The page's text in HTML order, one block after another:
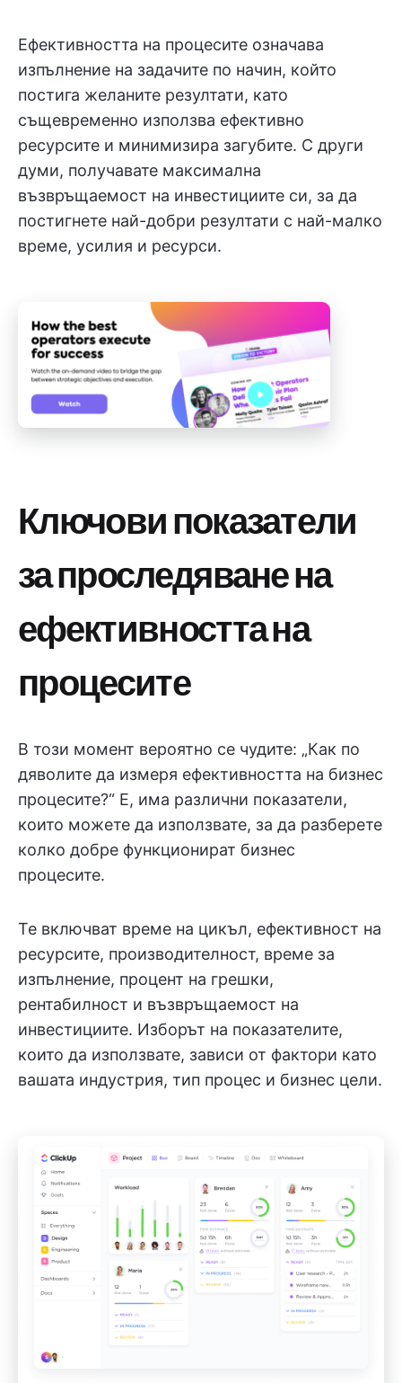
Ефективността на процесите означава
изпълнение на задачите по начин, който
постига желаните резултати, като
същевременно използва ефективно
ресурсите и минимизира загубите. С други
думи, получавате максимална
възвръщаемост на инвестициите си, за да
постигнете най-добри резултати с най-малко
време, усилия и ресурси.
Ключови показатели
за проследяване на
ефективността на
процесите
В този момент вероятно се чудите: „Как по
дяволите да измеря ефективността на бизнес
процесите?“ Е, има различни показатели,
които можете да използвате, за да разберете
колко добре функционират бизнес
процесите.
Те включват време на цикъл, ефективност на
ресурсите, производителност, време за
изпълнение, процент на грешки,
рентабилност и възвръщаемост на
инвестициите. Изборът на показателите,
които да използвате, зависи от фактори като
вашата индустрия, тип процес и бизнес цели.